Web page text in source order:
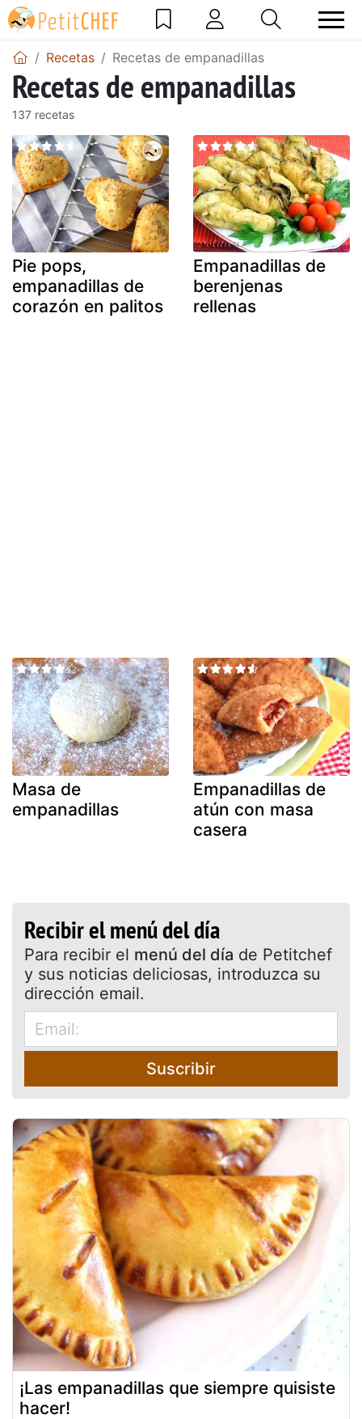
Recetas Recetas de empanadillas
Recetas de empanadillas
137 recetas
Pie pops,
empanadillas de
corazón en palitos
Empanadillas de
berenjenas
rellenas
Masa de
empanadillas
Empanadillas de
atún con masa
casera
Recibir el menú del día
Para recibir el menú del día de Petitchef
y sus noticias deliciosas, introduzca su
dirección email.
Suscribir
¡Las empanadillas que siempre quisiste
hacer!